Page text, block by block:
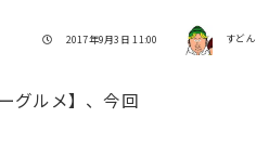
投稿日
2017年9月3日 11:00 著者 すどん
グルメ】、今回